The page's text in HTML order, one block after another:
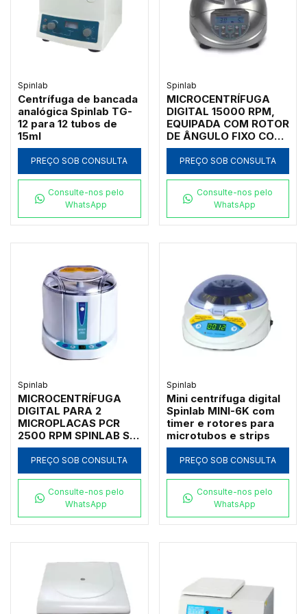
POÇOS - MODELO:
L530
Spinlab
Centrífuga de bancada
analógica Spinlab TG-
12 para 12 tubos de
15ml
PREÇO SOB CONSULTA
Consulte-nos pelo
WhatsApp
Spinlab
MICROCENTRÍFUGA
DIGITAL 15000 RPM,
EQUIPADA COM ROTOR
DE ÂNGULO FIXO COM
TAMPA PARA 12 X 1,5
ML/2,0 ML,
PROGRAMÁVEL,
"TOUCH SCREEN" -
MODELO: SL-15
PREÇO SOB CONSULTA
Consulte-nos pelo
WhatsApp
Spinlab
MICROCENTRÍFUGA
DIGITAL PARA 2
MICROPLACAS PCR
2500 RPM SPINLAB SL-
MINIP
PREÇO SOB CONSULTA
Consulte-nos pelo
WhatsApp
Spinlab
Mini centrífuga digital
Spinlab MINI-6K com
timer e rotores para
microtubos e strips
PREÇO SOB CONSULTA
Consulte-nos pelo
WhatsApp